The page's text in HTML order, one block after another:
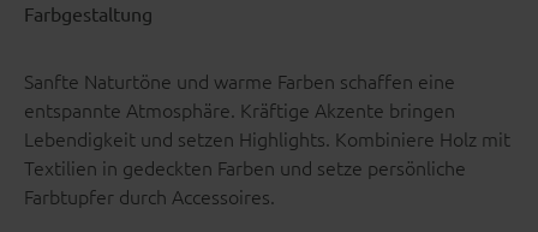
Farbgestaltung
Sanfte Naturtöne und warme Farben schaffen eine
entspannte Atmosphäre. Kräftige Akzente bringen
Lebendigkeit und setzen Highlights. Kombiniere Holz mit
Textilien in gedeckten Farben und setze persönliche
Farbtupfer durch Accessoires.